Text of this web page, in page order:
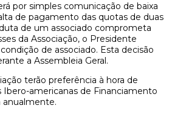
por simples comunicação de baixa
de pagamento das quotas de duas
de um associado comprometa
da Associação, o Presidente
de associado. Esta decisão
a Assembleia Geral.
terão preferência à hora de
Ibero-americanas de Financiamento
anualmente.